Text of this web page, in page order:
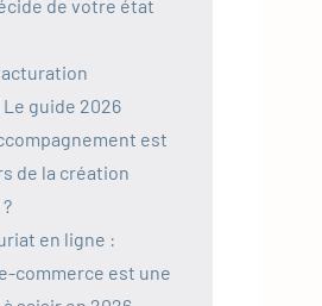
de votre état
guide 2026
est
de la création
en ligne :
commerce est une